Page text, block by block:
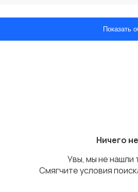
Показать
Ничего
Увы, мы не нашли
Смягчите условия